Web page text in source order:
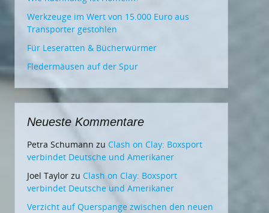
Werkzeuge im Wert von 15.000 Euro aus
Transporter gestohlen
Für Leseratten & Bücherwürmer
Fledermäusen auf der Spur
Neueste Kommentare
Petra Schumann zu Clash on Clay: Boxsport
verbindet Deutsche und Amerikaner
Joel Taylor zu Clash on Clay: Boxsport
verbindet Deutsche und Amerikaner
Verzicht auf Querspange zwischen den neuen